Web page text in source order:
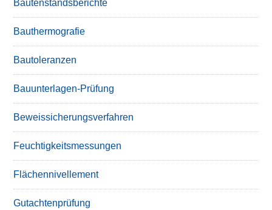
Bautenstandsberichte
Bauthermografie
Bautoleranzen
Bauunterlagen-Prüfung
Beweissicherungsverfahren
Feuchtigkeitsmessungen
Flächennivellement
Gutachtenprüfung